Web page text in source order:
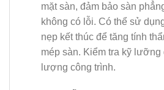
mặt sàn, đảm bảo sàn
không có lỗi. Có thể sử
nẹp kết thúc để tăng tính
mép sàn. Kiểm tra kỹ lưỡng
lượng công trình.